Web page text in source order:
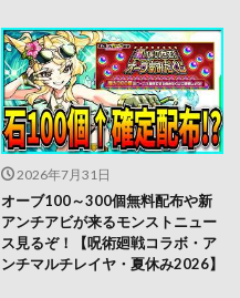
2026年7月31日
オーブ100～300個無料配布や新
アンチアビが来るモンストニュー
ス見るぞ！【呪術廻戦コラボ・ア
ンチマルチレイヤ・夏休み2026】